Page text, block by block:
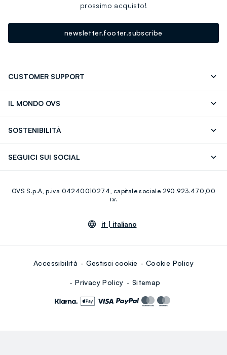
prossimo acquisto!
newsletter.footer.subscribe
CUSTOMER SUPPORT
IL MONDO OVS
Giftcard
SOSTENIBILITÀ
SEGUICI SUI SOCIAL
Youtube Linkedin
OVS S.p.A, p.iva 04240010274, capitale sociale 290.923.470,00
i.v.
it | italiano
Accessibilità Gestisci cookie Cookie Policy
Privacy Policy Sitemap